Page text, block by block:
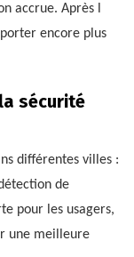
accrue. Après l
encore plus
sécurité
différentes villes :
de
pour les usagers,
une meilleure